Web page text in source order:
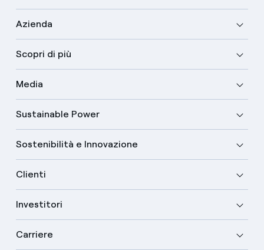
Azienda
Scopri di più
Media
Sustainable Power
Sostenibilità e Innovazione
Clienti
Investitori
Carriere